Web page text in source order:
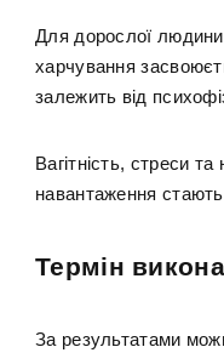
Для дорослої
харчування
залежить від
Вагітність, стреси
навантаження
Термін
За результатами